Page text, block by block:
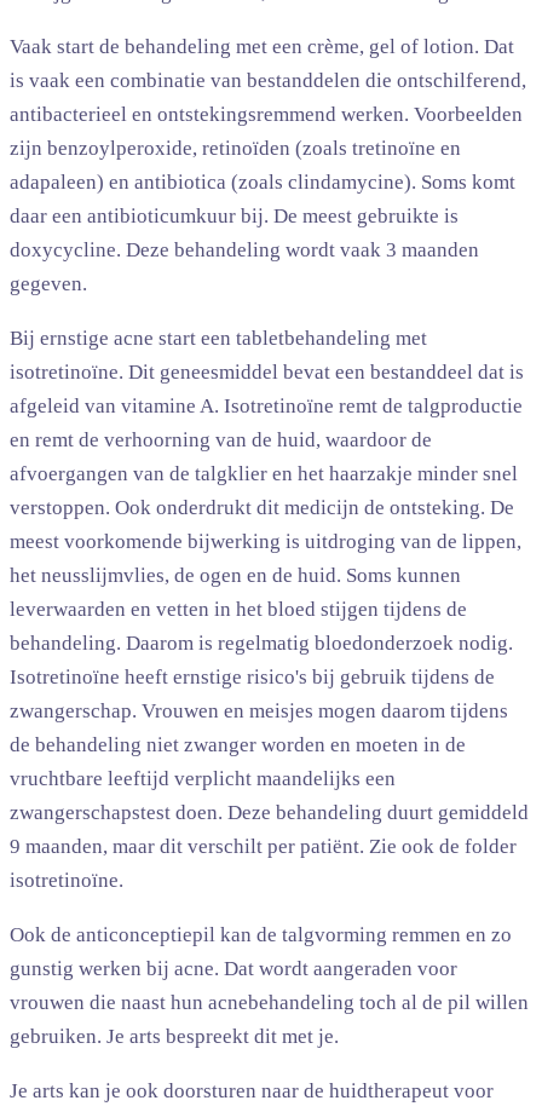
Vaak start de behandeling met een crème, gel of lotion. Dat
is vaak een combinatie van bestanddelen die ontschilferend,
antibacterieel en ontstekingsremmend werken. Voorbeelden
zijn benzoylperoxide, retinoïden (zoals tretinoïne en
adapaleen) en antibiotica (zoals clindamycine). Soms komt
daar een antibioticumkuur bij. De meest gebruikte is
doxycycline. Deze behandeling wordt vaak 3 maanden
gegeven.
Bij ernstige acne start een tabletbehandeling met
isotretinoïne. Dit geneesmiddel bevat een bestanddeel dat is
afgeleid van vitamine A. Isotretinoïne remt de talgproductie
en remt de verhoorning van de huid, waardoor de
afvoergangen van de talgklier en het haarzakje minder snel
verstoppen. Ook onderdrukt dit medicijn de ontsteking. De
meest voorkomende bijwerking is uitdroging van de lippen,
het neusslijmvlies, de ogen en de huid. Soms kunnen
leverwaarden en vetten in het bloed stijgen tijdens de
behandeling. Daarom is regelmatig bloedonderzoek nodig.
Isotretinoïne heeft ernstige risico's bij gebruik tijdens de
zwangerschap. Vrouwen en meisjes mogen daarom tijdens
de behandeling niet zwanger worden en moeten in de
vruchtbare leeftijd verplicht maandelijks een
zwangerschapstest doen. Deze behandeling duurt gemiddeld
9 maanden, maar dit verschilt per patiënt. Zie ook de folder
isotretinoïne.
Ook de anticonceptiepil kan de talgvorming remmen en zo
gunstig werken bij acne. Dat wordt aangeraden voor
vrouwen die naast hun acnebehandeling toch al de pil willen
gebruiken. Je arts bespreekt dit met je.
Je arts kan je ook doorsturen naar de huidtherapeut voor